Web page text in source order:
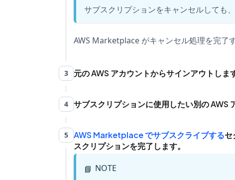
サブスクリプションをキャンセルしても
AWS Marketplace がキャンセル処理を完了
3 元の AWS アカウントからサインアウトしま
4 サブスクリプションに使用したい別の AWS
5 AWS Marketplace でサブスクライブするセ
スクリプションを完了します。
📘 NOTE